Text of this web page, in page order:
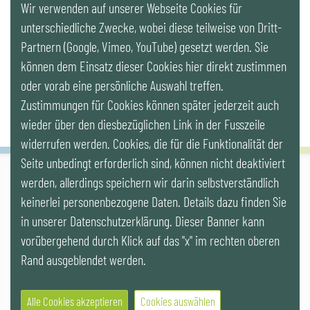
LinkedIn
Newsletter
IG LEBENSZYKLUS BAU
Wipplingerstr. 10/Top 9, Stoß im Himmel, A-1010 Wien
office@ig-lebenszyklus.at
Kontakt
Videos |Veranstaltungen
© 2021 IG LEBENSZYKLUS BAU
Wir verwenden auf unserer Webseite Cookies für
unterschiedliche Zwecke, wobei diese teilweise von Dritt-
Partnern (Google, Vimeo, YouTube) gesetzt werden. Sie
können dem Einsatz dieser Cookies hier direkt zustimmen
oder vorab eine persönliche Auswahl treffen.
Zustimmungen für Cookies können später jederzeit auch
wieder über den diesbezüglichen Link in der Fusszeile
widerrufen werden. Cookies, die für die Funktionalität der
Seite unbedingt erforderlich sind, können nicht deaktiviert
werden, allerdings speichern wir darin selbstverständlich
keinerlei personenbezogene Daten. Details dazu finden Sie
in unserer Datenschutzerklärung. Dieser Banner kann
vorübergehend durch Klick auf das "x" im rechten oberen
Rand ausgeblendet werden.
Alle Cookies akzeptieren Cookies auswählen